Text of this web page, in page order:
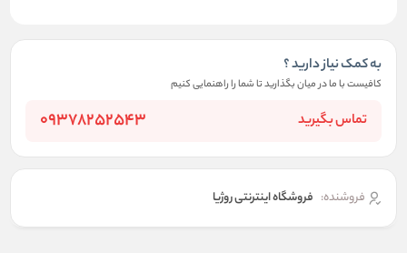
به کمک نیاز دارید ؟
کافیست با ما در میان بگذارید تا شما را راهنمایی کنیم
تماس بگیرید 09378252543
فروشنده: فروشگاه اینترنتی روژیا